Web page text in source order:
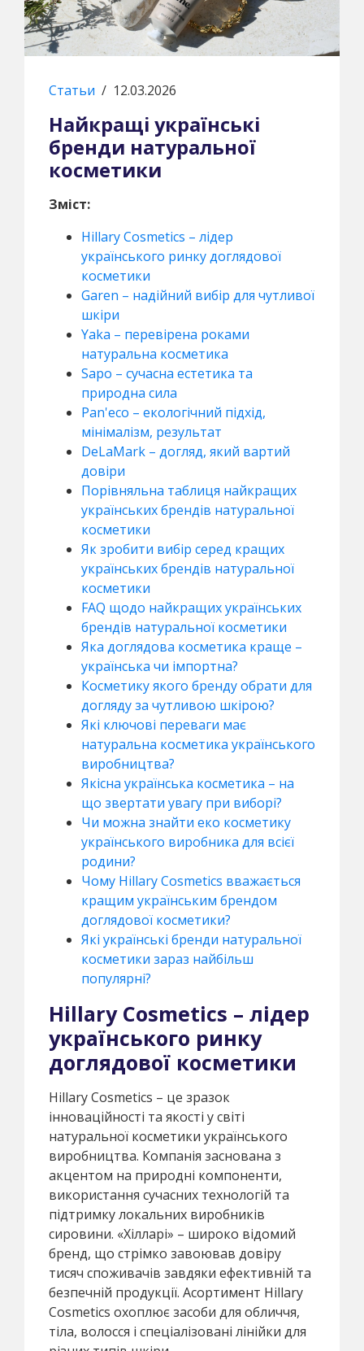
Статьи / 12.03.2026
Найкращі українські
бренди натуральної
косметики
Зміст:
Hillary Cosmetics – лідер
українського ринку доглядової
косметики
Garen – надійний вибір для чутливої
шкіри
Yaka – перевірена роками
натуральна косметика
Sapo – сучасна естетика та
природна сила
Pan'eco – екологічний підхід,
мінімалізм, результат
DeLaMark – догляд, який вартий
довіри
Порівняльна таблиця найкращих
українських брендів натуральної
косметики
Як зробити вибір серед кращих
українських брендів натуральної
косметики
FAQ щодо найкращих українських
брендів натуральної косметики
Яка доглядова косметика краще –
українська чи імпортна?
Косметику якого бренду обрати для
догляду за чутливою шкірою?
Які ключові переваги має
натуральна косметика українського
виробництва?
Якісна українська косметика – на
що звертати увагу при виборі?
Чи можна знайти еко косметику
українського виробника для всієї
родини?
Чому Hillary Cosmetics вважається
кращим українським брендом
доглядової косметики?
Які українські бренди натуральної
косметики зараз найбільш
популярні?
Hillary Cosmetics – лідер
українського ринку
доглядової косметики
Hillary Cosmetics – це зразок
інноваційності та якості у світі
натуральної косметики українського
виробництва. Компанія заснована з
акцентом на природні компоненти,
використання сучасних технологій та
підтримку локальних виробників
сировини. «Хілларі» – широко відомий
бренд, що стрімко завоював довіру
тисяч споживачів завдяки ефективній та
безпечній продукції. Асортимент Hillary
Cosmetics охоплює засоби для обличчя,
тіла, волосся і спеціалізовані лінійки для